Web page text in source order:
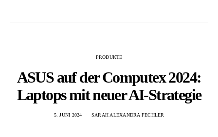
PRODUKTE
ASUS auf der Computex 2024:
Laptops mit neuer AI-Strategie
5. JUNI 2024 SARAH ALEXANDRA FECHLER